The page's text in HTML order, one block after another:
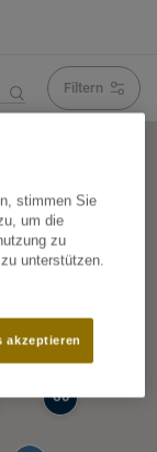
Filtern
60
stimmen Sie
um die
zu
unterstützen.
akzeptieren